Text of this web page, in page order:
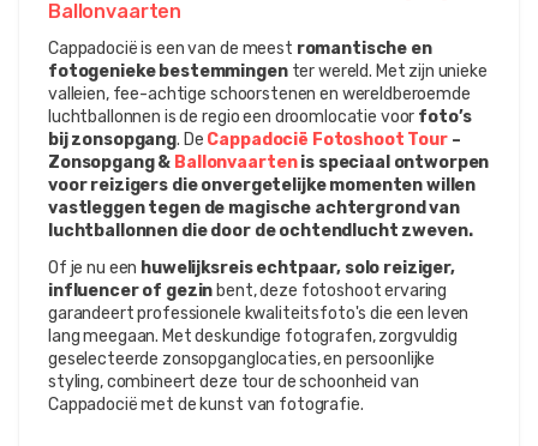
Ballonvaarten
Cappadocië is een van de meest romantische en
fotogenieke bestemmingen ter wereld. Met zijn unieke
valleien, fee-achtige schoorstenen en wereldberoemde
luchtballonnen is de regio een droomlocatie voor foto’s
bij zonsopgang. De Cappadocië Fotoshoot Tour –
Zonsopgang & Ballonvaarten is speciaal ontworpen
voor reizigers die onvergetelijke momenten willen
vastleggen tegen de magische achtergrond van
luchtballonnen die door de ochtendlucht zweven.
Of je nu een huwelijksreis echtpaar, solo reiziger,
influencer of gezin bent, deze fotoshoot ervaring
garandeert professionele kwaliteitsfoto's die een leven
lang meegaan. Met deskundige fotografen, zorgvuldig
geselecteerde zonsopganglocaties, en persoonlijke
styling, combineert deze tour de schoonheid van
Cappadocië met de kunst van fotografie.